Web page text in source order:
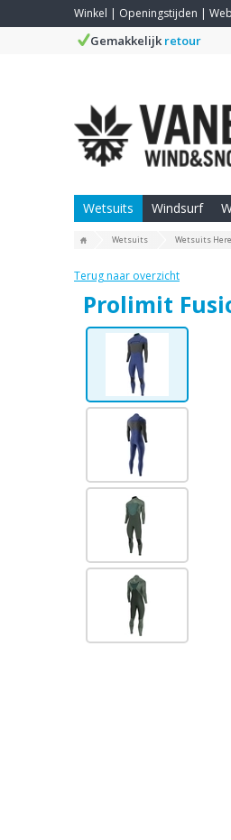
Winkel | Openingstijden |
Gemakkelijk retour
Wetsuits Windsurf
Wetsuits Wetsuits
Terug naar overzicht
Prolimit